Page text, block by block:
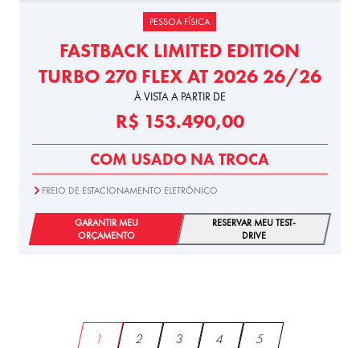
PESSOA FÍSICA
FASTBACK LIMITED EDITION
TURBO 270 FLEX AT 2026 26/26
À VISTA A PARTIR DE
R$ 153.490,00
COM USADO NA TROCA
FREIO DE ESTACIONAMENTO ELETRÔNICO
GARANTIR MEU
ORÇAMENTO
RESERVAR MEU TEST-
DRIVE
1 2 3 4 5